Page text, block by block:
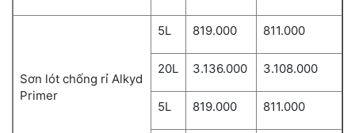
Sơn lót chống rỉ Alkyd
Primer
5L 819.000 811.000
20L 3.136.000 3.108.000
5L 819.000 811.000